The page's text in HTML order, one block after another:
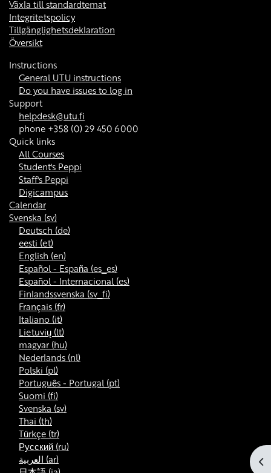
Växla till standardtemat
Integritetspolicy
Tillgänglighetsdeklaration
Översikt
Instructions
General UTU instructions
Do you have issues to log in
Support
helpdesk@utu.fi
phone +358 (0) 29 450 6000
Quick links
All Courses
Student's Peppi
Staff's Peppi
Digicampus
Calendar
Svenska ‎(sv)‎
Deutsch ‎(de)‎
eesti ‎(et)‎
English ‎(en)‎
Español - España ‎(es_es)‎
Español - Internacional ‎(es)‎
Finlandssvenska ‎(sv_fi)‎
Français ‎(fr)‎
Italiano ‎(it)‎
Lietuvių ‎(lt)‎
magyar ‎(hu)‎
Nederlands ‎(nl)‎
Polski ‎(pl)‎
Português - Portugal ‎(pt)‎
Suomi ‎(fi)‎
Svenska ‎(sv)‎
Thai ‎(th)‎
Türkçe ‎(tr)‎
Русский ‎(ru)‎
العربية ‎(ar)‎